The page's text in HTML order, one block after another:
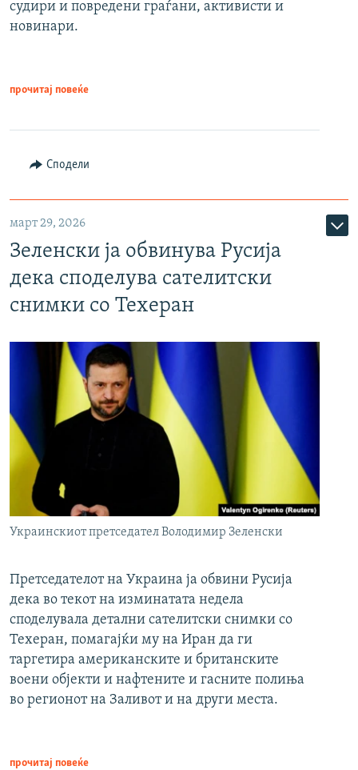
судири и повредени граѓани, активисти и
новинари.
прочитај повеќе
Сподели
март 29, 2026
Зеленски ја обвинува Русија
дека споделува сателитски
снимки со Техеран
Украинскиот претседател Володимир Зеленски
Претседателот на Украина ја обвини Русија
дека во текот на изминатата недела
споделувала детални сателитски снимки со
Техеран, помагајќи му на Иран да ги
таргетира американските и британските
воени објекти и нафтените и гасните полиња
во регионот на Заливот и на други места.
прочитај повеќе